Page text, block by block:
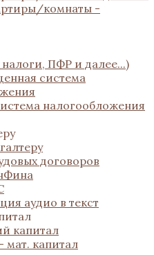
комнаты -
ПФР и далее...)
система
налогообложения
договоров
аудио в текст
капитал
мат. капитал